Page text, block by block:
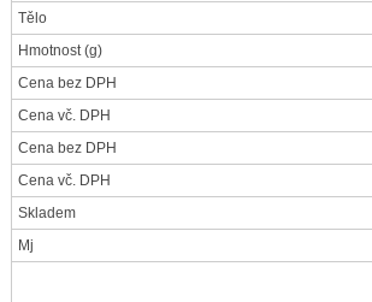
Tělo
Hmotnost(g)
Cena bez DPH
Cena vč. DPH
Cena bez DPH
Cena vč. DPH
Skladem
Mj